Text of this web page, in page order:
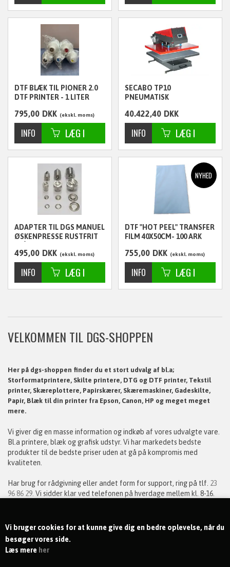
Vi bruger cookies for at kunne give dig en bedre oplevelse, når du
besøger vores side.
Læs mere her
DTF BLÆK TIL PIONER 2.0
DTF PRINTER - 1 LITER
795,00 DKK ekskl. moms
SECABO TP10
PNEUMATISK
100CM
40.422,40 DKK
ekskl. moms
ADAPTER TIL DGS MANUEL
ØSKENPRESSE RUSTFRIT
495,00 DKK ekskl. moms
DTF "HOT PEEL" TRANSFER
FILM 40X50CM- 100 ARK
755,00 DKK ekskl. moms
VELKOMMEN TIL DGS-SHOPPEN
Her på dgs-shoppen finder du et stort udvalg af bl.a;
Storformatprintere, Skilte printere, DTG og DTF printer, Tekstil
printer, Skæreplottere, Papirskærer, Skæremaskiner, Gadeskilte,
Papir, Blæk til din printer fra Epson, Canon, HP og meget meget
mere.
Vi giver dig en masse information og indkøb af vores udvalgte vare.
Bl.a printere, blæk og grafisk udstyr. Vi har markedets bedste
produkter til de bedste priser uden at gå på kompromis med
kvaliteten.
Har brug for rådgivning eller andet form for support, ring på tlf. 23
96 86 29. Vi sidder klar ved telefonen på hverdage mellem kl. 8-16.
Med venlig hilsen